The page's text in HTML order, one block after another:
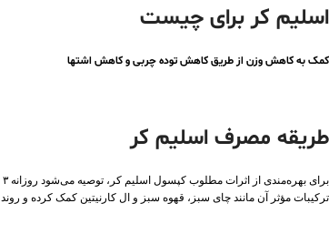
اسلیم کر برای چیست
کمک به کاهش وزن از طریق کاهش توده چربی و کاهش اشتها
طریقه مصرف اسلیم کر
ترکیبات مؤثر آن مانند چای سبز، قهوه سبز و ال‌ کارنیتین کمک کرده و روند